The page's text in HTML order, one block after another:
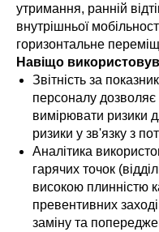
утримання, ранній
внутрішньої
горизонтальне
Навіщо
Звітність за
персоналу
вимірювати ризики
ризики у зв'язку з
Аналітика
гарячих точок
високою плинністю
превентивних
заміну та